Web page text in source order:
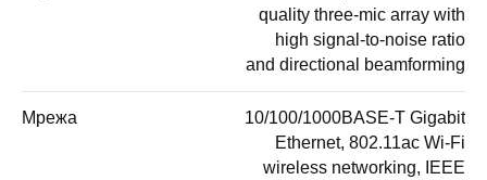
quality three-mic array with
high signal-to-noise ratio
and directional beamforming
Мрежа
10/100/1000BASE-T Gigabit
Ethernet, 802.11ac Wi-Fi
wireless networking, IEEE